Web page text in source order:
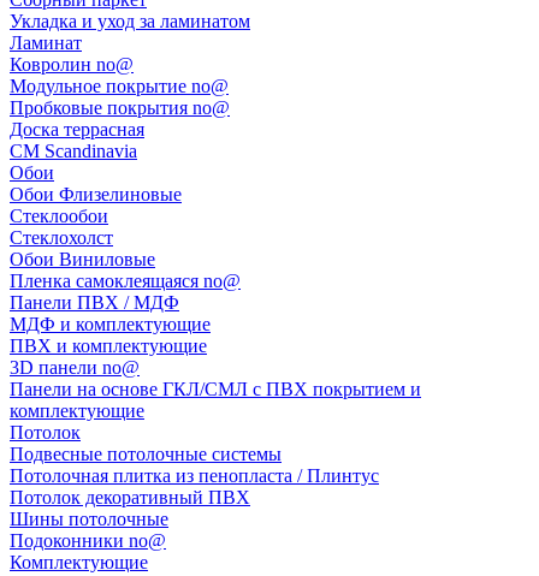
Укладка и уход за ламинатом
Ламинат
Ковролин no@
Модульное покрытие no@
Пробковые покрытия no@
Доска террасная
CM Scandinavia
Обои
Обои Флизелиновые
Стеклообои
Стеклохолст
Обои Виниловые
Пленка самоклеящаяся no@
Панели ПВХ / МДФ
МДФ и комплектующие
ПВХ и комплектующие
3D панели no@
Панели на основе ГКЛ/СМЛ с ПВХ покрытием и
комплектующие
Потолок
Подвесные потолочные системы
Потолочная плитка из пенопласта / Плинтус
Потолок декоративный ПВХ
Шины потолочные
Подоконники no@
Комплектующие